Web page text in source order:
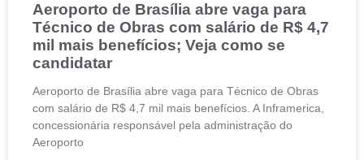
Aeroporto de Brasília abre vaga para
Técnico de Obras com salário de R$ 4,7
mil mais benefícios; Veja como se
candidatar
Aeroporto de Brasília abre vaga para Técnico de Obras
com salário de R$ 4,7 mil mais benefícios. A Inframerica,
concessionária responsável pela administração do
Aeroporto